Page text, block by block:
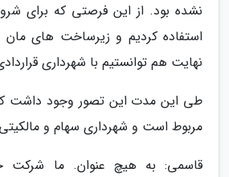
نشده بود. از این فرصتی که برای
استفاده کردیم و زیرساخت های مان
نهایت هم توانستیم با شهرداری
طی این مدت این تصور وجود داشت
مربوط است و شهرداری سهام و مالکیتی
قاسمی: به هیچ عنوان. ما